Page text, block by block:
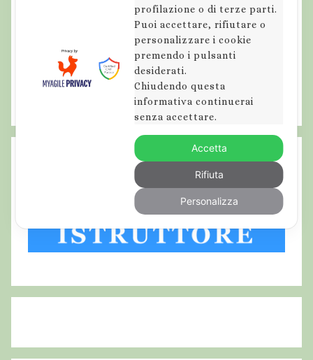
profilazione o di terze parti.
Puoi accettare, rifiutare o
personalizzare i cookie
premendo i pulsanti
desiderati.
Chiudendo questa
informativa continuerai
senza accettare.
Accetta
Rifiuta
Personalizza